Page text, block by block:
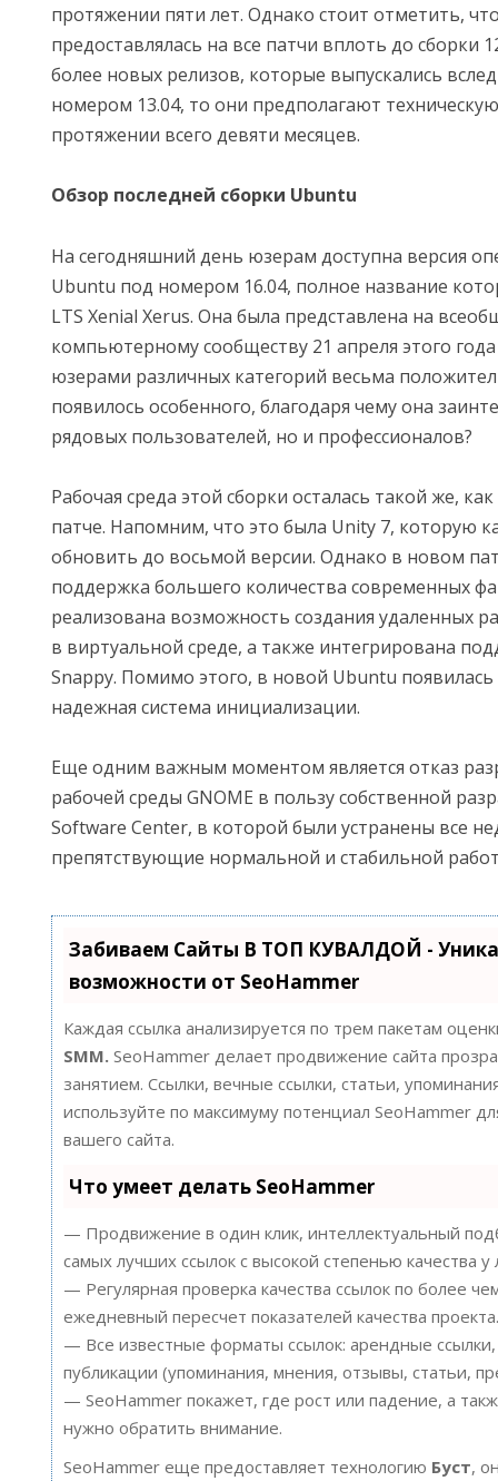
протяжении пяти лет. Однако стоит отметить,
предоставлялась на все патчи вплоть до сборки
более новых релизов, которые выпускались
номером 13.04, то они предполагают
протяжении всего девяти месяцев.
Обзор последней сборки Ubuntu
На сегодняшний день юзерам доступна версия
Ubuntu под номером 16.04, полное название
LTS Xenial Xerus. Она была представлена на
компьютерному сообществу 21 апреля этого
юзерами различных категорий весьма
появилось особенного, благодаря чему она
рядовых пользователей, но и профессионалов?
Рабочая среда этой сборки осталась такой же,
патче. Напомним, что это была Unity 7, которую
обновить до восьмой версии. Однако в новом
поддержка большего количества современных
реализована возможность создания удаленных
в виртуальной среде, а также интегрирована
Snappy. Помимо этого, в новой Ubuntu
надежная система инициализации.
Еще одним важным моментом является отказ
рабочей среды GNOME в пользу собственной
Software Center, в которой были устранены все
препятствующие нормальной и стабильной
Забиваем Сайты В ТОП КУВАЛДОЙ -
возможности от SeoHammer
Каждая ссылка анализируется по трем пакетам
SMM.SeoHammer делает продвижение сайта
занятием. Ссылки, вечные ссылки, статьи,
используйте по максимуму потенциал SeoHammer
вашего сайта.
Что умеет делать SeoHammer
— Продвижение в один клик, интеллектуальный
самых лучших ссылок с высокой степенью качества
— Регулярная проверка качества ссылок по более
ежедневный пересчет показателей качества проекта.
— Все известные форматы ссылок: арендные
публикации (упоминания, мнения, отзывы, статьи,
— SeoHammer покажет, где рост или падение, а
нужно обратить внимание.
SeoHammer еще предоставляет технологию Буст,